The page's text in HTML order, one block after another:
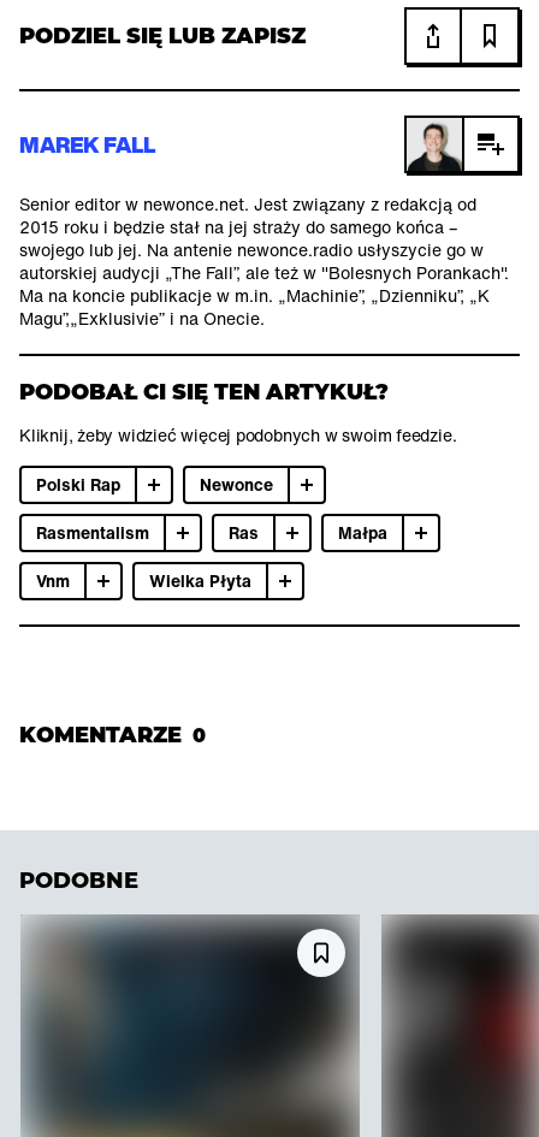
PODZIEL SIĘ LUB ZAPISZ
MAREK FALL
Senior editor w newonce.net. Jest związany z redakcją od
2015 roku i będzie stał na jej straży do samego końca –
swojego lub jej. Na antenie newonce.radio usłyszycie go w
autorskiej audycji „The Fall”, ale też w "Bolesnych Porankach".
Ma na koncie publikacje w m.in. „Machinie”, „Dzienniku”, „K
Magu”,„Exklusivie” i na Onecie.
PODOBAŁ CI SIĘ TEN ARTYKUŁ?
Kliknij, żeby widzieć więcej podobnych w swoim feedzie.
Polski Rap
Newonce
Rasmentalism
Ras
Małpa
Vnm
Wielka Płyta
KOMENTARZE 0
PODOBNE